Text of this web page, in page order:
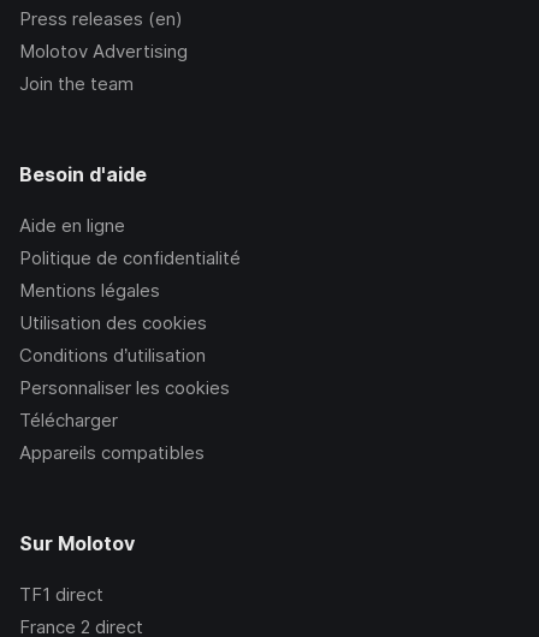
Press releases (en)
Molotov Advertising
Join the team
Besoin d'aide
Aide en ligne
Politique de confidentialité
Mentions légales
Utilisation des cookies
Conditions d’utilisation
Personnaliser les cookies
Télécharger
Appareils compatibles
Sur Molotov
TF1 direct
France 2 direct